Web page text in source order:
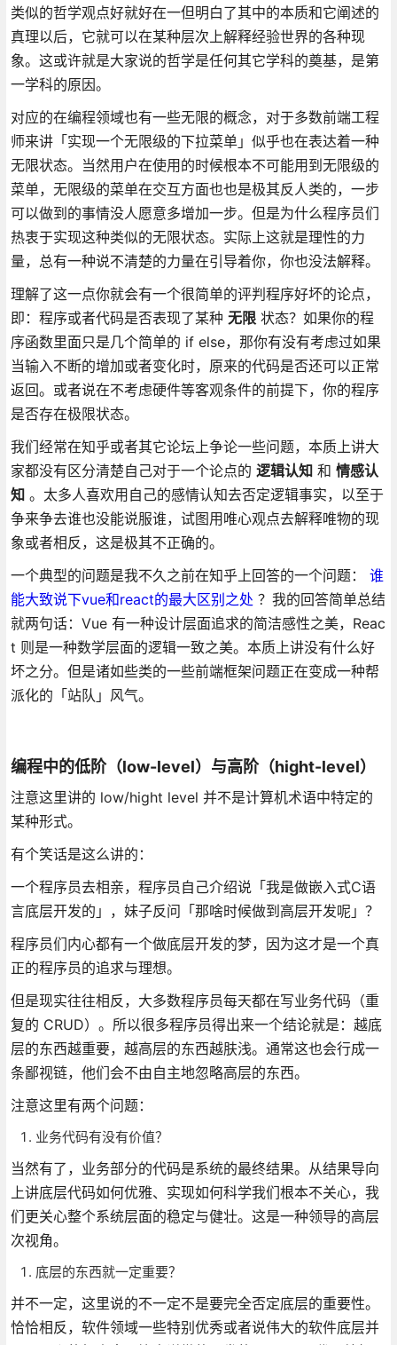
类似的哲学观点好就好在一但明白了其中的本质和它阐述的
真理以后，它就可以在某种层次上解释经验世界的各种现
象。这或许就是大家说的哲学是任何其它学科的奠基，是第
一学科的原因。
对应的在编程领域也有一些无限的概念，对于多数前端工程
师来讲「实现一个无限级的下拉菜单」似乎也在表达着一种
无限状态。当然用户在使用的时候根本不可能用到无限级的
菜单，无限级的菜单在交互方面也也是极其反人类的，一步
可以做到的事情没人愿意多增加一步。但是为什么程序员们
热衷于实现这种类似的无限状态。实际上这就是理性的力
量，总有一种说不清楚的力量在引导着你，你也没法解释。
理解了这一点你就会有一个很简单的评判程序好坏的论点，
即：程序或者代码是否表现了某种 无限状态？如果你的程
序函数里面只是几个简单的 if else，那你有没有考虑过如果
当输入不断的增加或者变化时，原来的代码是否还可以正常
返回。或者说在不考虑硬件等客观条件的前提下，你的程序
是否存在极限状态。
我们经常在知乎或者其它论坛上争论一些问题，本质上讲大
家都没有区分清楚自己对于一个论点的 逻辑认知和 情感认
知。太多人喜欢用自己的感情认知去否定逻辑事实，以至于
争来争去谁也没能说服谁，试图用唯心观点去解释唯物的现
象或者相反，这是极其不正确的。
一个典型的问题是我不久之前在知乎上回答的一个问题： 谁
能大致说下vue和react的最大区别之处 ？我的回答简单总结
就两句话：Vue 有一种设计层面追求的简洁感性之美，Reac
t 则是一种数学层面的逻辑一致之美。本质上讲没有什么好
坏之分。但是诸如些类的一些前端框架问题正在变成一种帮
派化的「站队」风气。
编程中的低阶（low-level）与高阶（hight-level）
注意这里讲的 low/hight level 并不是计算机术语中特定的
某种形式。
有个笑话是这么讲的：
一个程序员去相亲，程序员自己介绍说「我是做嵌入式C语
言底层开发的」，妹子反问「那啥时候做到高层开发呢」？
程序员们内心都有一个做底层开发的梦，因为这才是一个真
正的程序员的追求与理想。
但是现实往往相反，大多数程序员每天都在写业务代码（重
复的 CRUD）。所以很多程序员得出来一个结论就是：越底
层的东西越重要，越高层的东西越肤浅。通常这也会行成一
条鄙视链，他们会不由自主地忽略高层的东西。
注意这里有两个问题：
业务代码有没有价值？
当然有了，业务部分的代码是系统的最终结果。从结果导向
上讲底层代码如何优雅、实现如何科学我们根本不关心，我
们更关心整个系统层面的稳定与健壮。这是一种领导的高层
次视角。
底层的东西就一定重要？
并不一定，这里说的不一定不是要完全否定底层的重要性。
恰恰相反，软件领域一些特别优秀或者说伟大的软件底层并